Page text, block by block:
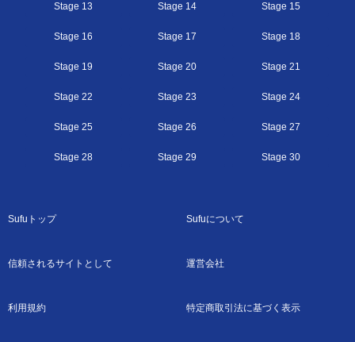
Stage 13 Stage 14 Stage 15
Stage 16 Stage 17 Stage 18
Stage 19 Stage 20 Stage 21
Stage 22 Stage 23 Stage 24
Stage 25 Stage 26 Stage 27
Stage 28 Stage 29 Stage 30
Sufuトップ Sufuについて
信頼されるサイトとして 運営会社
利用規約 特定商取引法に基づく表示